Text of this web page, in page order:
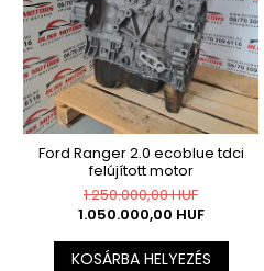
Ford Ranger 2.0 ecoblue tdci
felújított motor
1.250.000,00 HUF
1.050.000,00 HUF
KOSÁRBA HELYEZÉS